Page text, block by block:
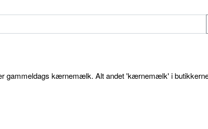
gammeldags kærnemælk. Alt andet 'kærnemælk' i